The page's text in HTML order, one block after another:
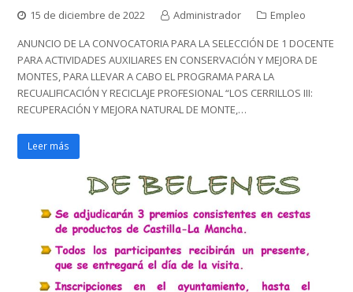
15 de diciembre de 2022 Administrador
Empleo
ANUNCIO DE LA CONVOCATORIA PARA LA SELECCIÓN DE 1 DOCENTE
PARA ACTIVIDADES AUXILIARES EN CONSERVACIÓN Y MEJORA DE
MONTES, PARA LLEVAR A CABO EL PROGRAMA PARA LA
RECUALIFICACIÓN Y RECICLAJE PROFESIONAL “LOS CERRILLOS III:
RECUPERACIÓN Y MEJORA NATURAL DE MONTE,…
Leer más